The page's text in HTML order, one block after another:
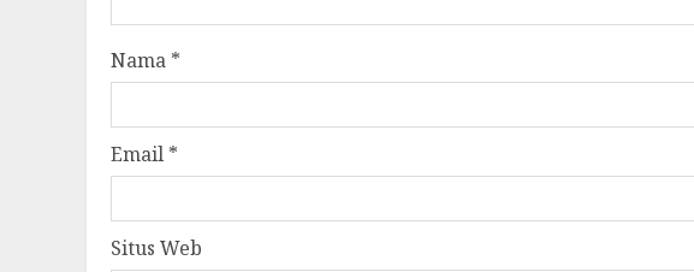
Nama *
Email *
Situs Web